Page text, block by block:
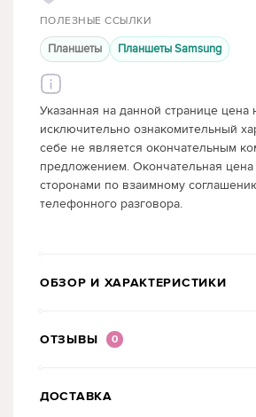
ПОЛЕЗНЫЕ ССЫЛКИ
Планшеты Планшеты Samsung
Указанная на данной странице цена
исключительно ознакомительный
себе не является окончательным
предложением. Окончательная цена
сторонами по взаимному
телефонного разговора.
ОБЗОР И ХАРАКТЕРИСТИКИ
ОТЗЫВЫ 0
ДОСТАВКА